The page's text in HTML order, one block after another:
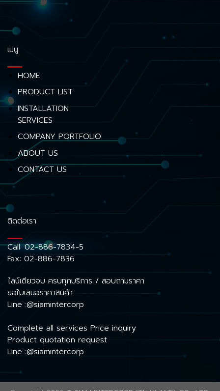
เมนู
HOME
PRODUCT LIST
INSTALLATION
SERVICES
COMPANY PORTFOLIO
ABOUT US
CONTACT US
ติดต่อเรา
Call:02-886-7834-5
Fax: 02-886-7836
ไลน์เดียวจบ ครบทุกบริการ / สอบถามราคา
ขอใบเสนอราคาสินค้า
Line :@siamintercorp
Complete all services Price inquiry
Product quotation request
Line :@siamintercorp